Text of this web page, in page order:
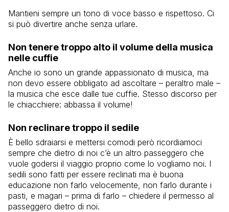
Mantieni sempre un tono di voce basso e rispettoso. Ci
si può divertire anche senza urlare.
Non tenere troppo alto il volume della musica
nelle cuffie
Anche io sono un grande appassionato di musica, ma
non devo essere obbligato ad ascoltare – peraltro male –
la musica che esce dalle tue cuffie. Stesso discorso per
le chiacchiere: abbassa il volume!
Non reclinare troppo il sedile
È bello sdraiarsi e mettersi comodi però ricordiamoci
sempre che dietro di noi c’è un altro passeggero che
vuole godersi il viaggio proprio come lo vogliamo noi. I
sedili sono fatti per essere reclinati ma è buona
educazione non farlo velocemente, non farlo durante i
pasti, e magari – prima di farlo – chiedere il permesso al
passeggero dietro di noi.